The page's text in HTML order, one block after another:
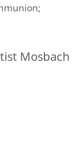
Mosbach